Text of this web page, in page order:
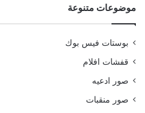
موضوعات متنوعة
بوستات فيس بوك
قفشات افلام
صور ادعيه
صور منقبات